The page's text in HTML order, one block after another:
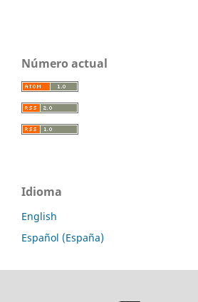
Número actual
Idioma
English
Español (España)